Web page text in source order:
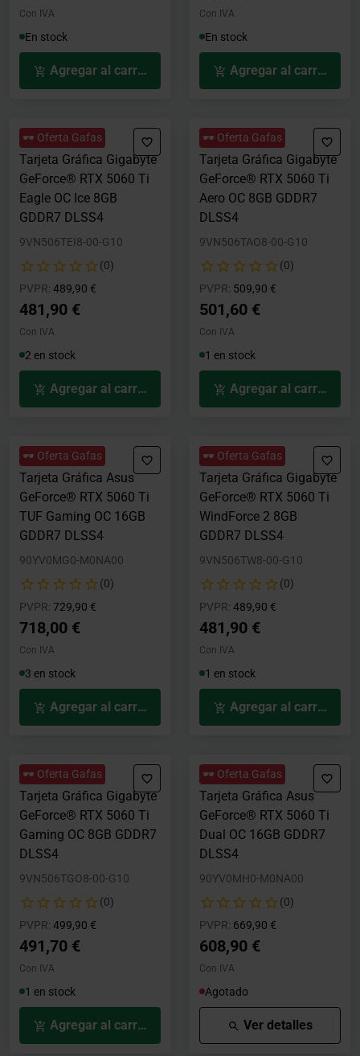
Con IVA
En stock
Agregar al carrito
Con IVA
En stock
Agregar al carrito
🕶️ Oferta Gafas
Tarjeta Gráfica Gigabyte
GeForce® RTX 5060 Ti
Eagle OC Ice 8GB
GDDR7 DLSS4
9VN506TEI8-00-G10
(0)
PVPR: Precio rebajado desde
489,90 €
481,90 €
Con IVA
2 en stock
Agregar al carrito
🕶️ Oferta Gafas
Tarjeta Gráfica Gigabyte
GeForce® RTX 5060 Ti
Aero OC 8GB GDDR7
DLSS4
9VN506TAO8-00-G10
(0)
PVPR: Precio rebajado desde
509,90 €
501,60 €
Con IVA
1 en stock
Agregar al carrito
🕶️ Oferta Gafas
Tarjeta Gráfica Asus
GeForce® RTX 5060 Ti
TUF Gaming OC 16GB
GDDR7 DLSS4
90YV0MG0-M0NA00
(0)
PVPR: Precio rebajado desde
729,90 €
718,00 €
Con IVA
3 en stock
Agregar al carrito
🕶️ Oferta Gafas
Tarjeta Gráfica Gigabyte
GeForce® RTX 5060 Ti
WindForce 2 8GB
GDDR7 DLSS4
9VN506TW8-00-G10
(0)
PVPR: Precio rebajado desde
489,90 €
481,90 €
Con IVA
1 en stock
Agregar al carrito
🕶️ Oferta Gafas
Tarjeta Gráfica Gigabyte
GeForce® RTX 5060 Ti
Gaming OC 8GB GDDR7
DLSS4
9VN506TGO8-00-G10
(0)
PVPR: Precio rebajado desde
499,90 €
491,70 €
Con IVA
1 en stock
Agregar al carrito
🕶️ Oferta Gafas
Tarjeta Gráfica Asus
GeForce® RTX 5060 Ti
Dual OC 16GB GDDR7
DLSS4
90YV0MH0-M0NA00
(0)
PVPR: Precio rebajado desde
669,90 €
608,90 €
Con IVA
Agotado
Ver detalles